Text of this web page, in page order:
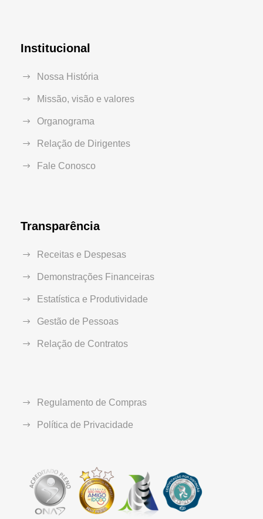
Institucional
Nossa História
Missão, visão e valores
Organograma
Relação de Dirigentes
Fale Conosco
Transparência
Receitas e Despesas
Demonstrações Financeiras
Estatística e Produtividade
Gestão de Pessoas
Relação de Contratos
Regulamento de Compras
Política de Privacidade